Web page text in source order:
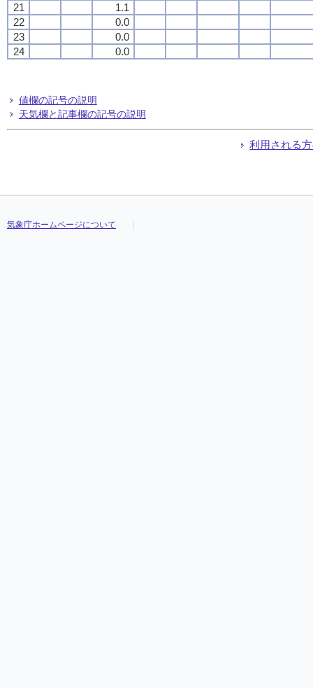
21
1.1
22
0.0
23
0.0
24
0.0
値欄の記号の説明
天気欄と記事欄の記号の説明
利用される
気象庁ホームページについて